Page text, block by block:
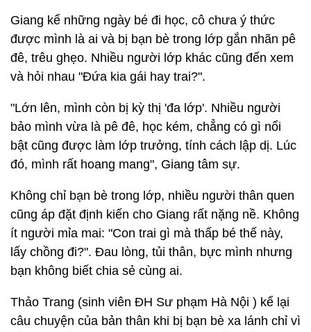
Giang kể những ngày bé đi học, cô chưa ý thức
được mình là ai và bị bạn bè trong lớp gắn nhãn pê
đê, trêu ghẹo. Nhiều người lớp khác cũng đến xem
và hỏi nhau "Đứa kia gái hay trai?".
"Lớn lên, mình còn bị kỳ thị 'đa lớp'. Nhiều người
bảo mình vừa là pê đê, học kém, chẳng có gì nổi
bật cũng được làm lớp trưởng, tính cách lập dị. Lúc
đó, mình rất hoang mang", Giang tâm sự.
Không chỉ bạn bè trong lớp, nhiều người thân quen
cũng áp đặt định kiến cho Giang rất nặng nề. Không
ít người mỉa mai: "Con trai gì mà thấp bé thế này,
lấy chồng đi?". Đau lòng, tủi thân, bực mình nhưng
bạn không biết chia sẻ cùng ai.
Thảo Trang (sinh viên ĐH Sư phạm Hà Nội ) kể lại
câu chuyện của bản thân khi bị bạn bè xa lánh chỉ vì